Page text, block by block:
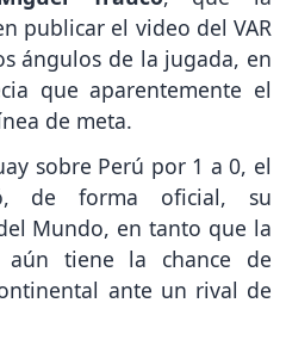
publicar el video del VAR
ángulos de la jugada, en
que aparentemente el
de meta.
sobre Perú por 1 a 0, el
de forma oficial, su
Mundo, en tanto que la
aún tiene la chance de
ante un rival de